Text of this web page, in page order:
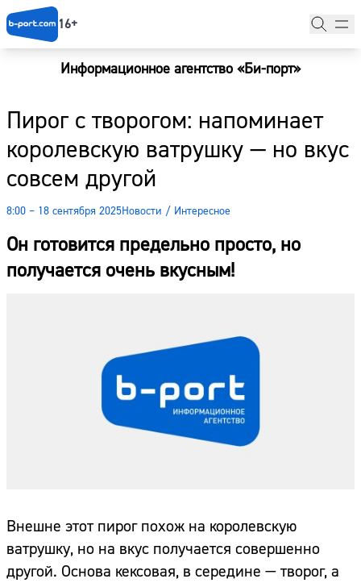
16+
Информационное агентство «Би-порт»
Пирог с творогом: напоминает
королевскую ватрушку — но вкус
совсем другой
8:00 – 18 сентября 2025Новости / Интересное
Он готовится предельно просто, но
получается очень вкусным!
Внешне этот пирог похож на королевскую
ватрушку, но на вкус получается совершенно
другой. Основа кексовая, в середине — творог, а
Новости
Наши гости
Фоторепортажи
Погода
Курсы валют